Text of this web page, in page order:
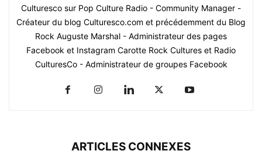
Culturesco sur Pop Culture Radio - Community Manager -
Créateur du blog Culturesco.com et précédemment du Blog
Rock Auguste Marshal - Administrateur des pages
Facebook et Instagram Carotte Rock Cultures et Radio
CulturesCo - Administrateur de groupes Facebook
ARTICLES CONNEXES